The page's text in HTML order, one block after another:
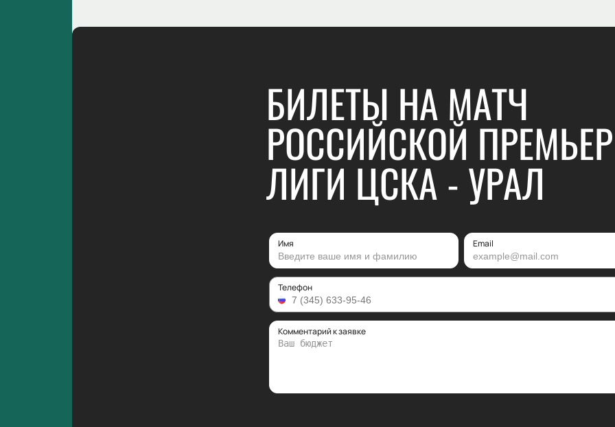
БИЛЕТЫ НА МАТЧ
РОССИЙСКОЙ ПРЕМЬЕР
ЛИГИ ЦСКА - УРАЛ
Имя Email
Телефон
Комментарий к заявке